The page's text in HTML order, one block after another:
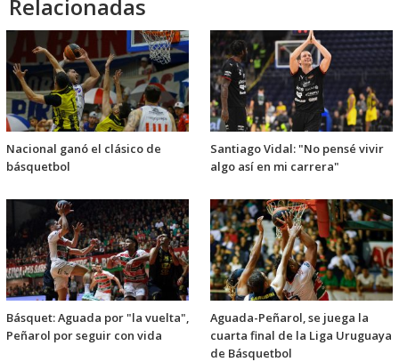
Relacionadas
Nacional ganó el clásico de
básquetbol
Santiago Vidal: "No pensé vivir
algo así en mi carrera"
Básquet: Aguada por "la vuelta",
Peñarol por seguir con vida
Aguada-Peñarol, se juega la
cuarta final de la Liga Uruguaya
de Básquetbol